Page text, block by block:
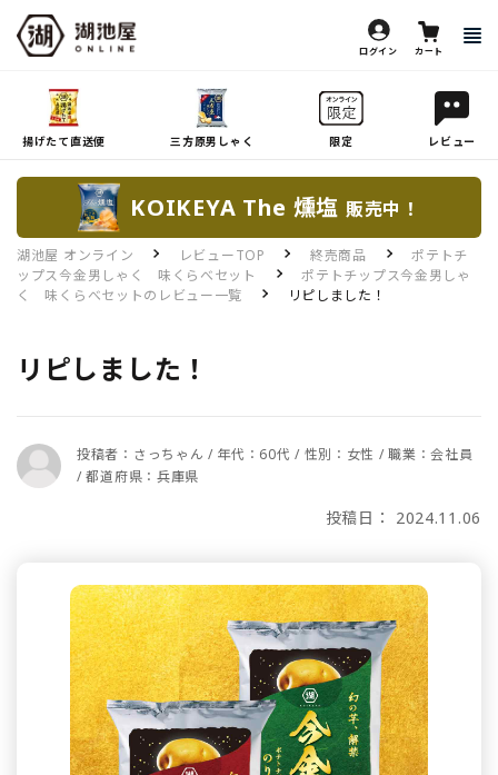
ログイン カート
揚げたて直送便 三方原男しゃく 限定 レビュー
KOIKEYA The 燻塩 販売中！
湖池屋 オンライン レビューTOP 終売商品
ポテトチ
ップス今金男しゃく 味くらべセット
ポテトチップス今金男しゃ
く 味くらべセットのレビュー一覧
リピしました！
リピしました！
投稿者：さっちゃん / 年代：60代 / 性別：女性 / 職業：会社員
/ 都道府県：兵庫県
投稿日： 2024.11.06